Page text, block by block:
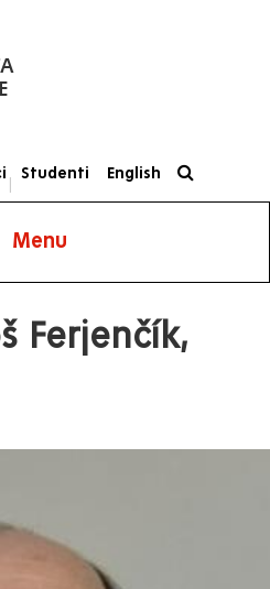
|
Studenti English
Menu
Ferjenčík,